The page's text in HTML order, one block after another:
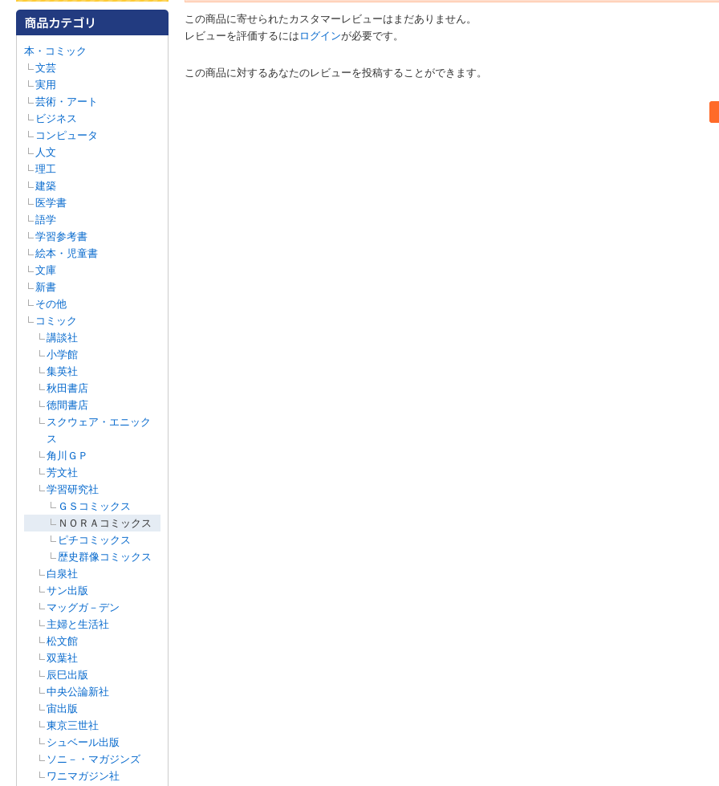
本・コミック
文芸
実用
芸術・アート
ビジネス
コンピュータ
人文
理工
建築
医学書
語学
学習参考書
絵本・児童書
文庫
新書
その他
コミック
講談社
小学館
集英社
秋田書店
徳間書店
スクウェア・エニック
ス
角川ＧＰ
芳文社
学習研究社
ＧＳコミックス
ＮＯＲＡコミックス
ピチコミックス
歴史群像コミックス
白泉社
サン出版
マッグガ－デン
主婦と生活社
松文館
双葉社
辰巳出版
中央公論新社
宙出版
東京三世社
シュベール出版
ソニ－・マガジンズ
ワニマガジン社
この商品に寄せられたカスタマーレビューはまだありません。
レビューを評価するには ログインが必要です。
この商品に対するあなたのレビューを投稿することができます。